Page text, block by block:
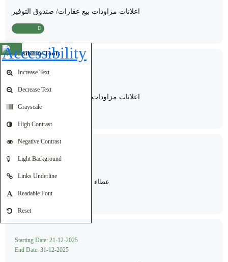
Open toolbar
Accessibility Tools
Increase Text
Decrease Text
Grayscale
High Contrast
Negative Contrast
Light Background
Links Underline
Readable Font
Reset
اعلانات مزاودات بيع عقارات/ صندوق التوفير
Read More
Starting Date: 05-01-2026
اعلانات مزاودات بيع عقارات/ صندوق التوفير
Starting Date: 29-12-2025
End Date: 06-01-2026
T2025/65 SHعطاء الخام الشرقي
Starting Date: 21-12-2025
End Date: 31-12-2025